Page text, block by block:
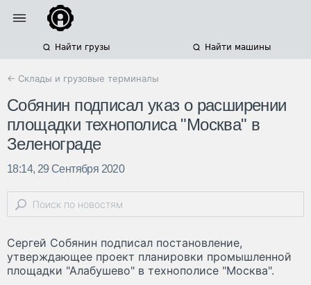
Найти грузы Найти машины
← Склады и грузовые терминалы
Собянин подписал указ о расширении
площадки технополиса "Москва" в
Зеленограде
18:14, 29 Сентября 2020
Сергей Собянин подписал постановление,
утверждающее проект планировки промышленной
площадки "Алабушево" в технополисе "Москва".